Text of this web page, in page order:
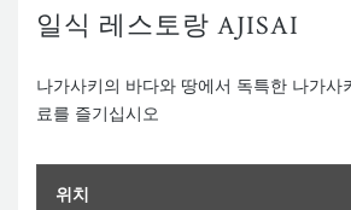
일식 레스토랑 AJISAI
나가사키의 바다와 땅에서 독특한 나가사
료를 즐기십시오
위치